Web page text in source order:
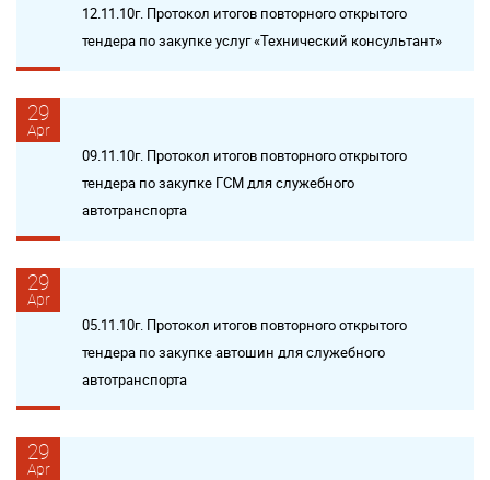
12.11.10г. Протокол итогов повторного открытого
тендера по закупке услуг «Технический консультант»
29
Apr
09.11.10г. Протокол итогов повторного открытого
тендера по закупке ГСМ для служебного
автотранспорта
29
Apr
05.11.10г. Протокол итогов повторного открытого
тендера по закупке автошин для служебного
автотранспорта
29
Apr